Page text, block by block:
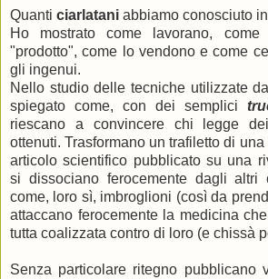
Quanti ciarlatani abbiamo conosciuto
Ho mostrato come lavorano,
"prodotto", come lo vendono e come
gli ingenui.
Nello studio delle tecniche utilizzate
spiegato come, con dei semplici
riescano a convincere chi legge
ottenuti. Trasformano un trafiletto di
articolo scientifico pubblicato su una
si dissociano ferocemente dagli altri
come, loro sì, imbroglioni (così da
attaccano ferocemente la medicina
tutta coalizzata contro di loro (e chissà
Senza particolare ritegno pubblicano